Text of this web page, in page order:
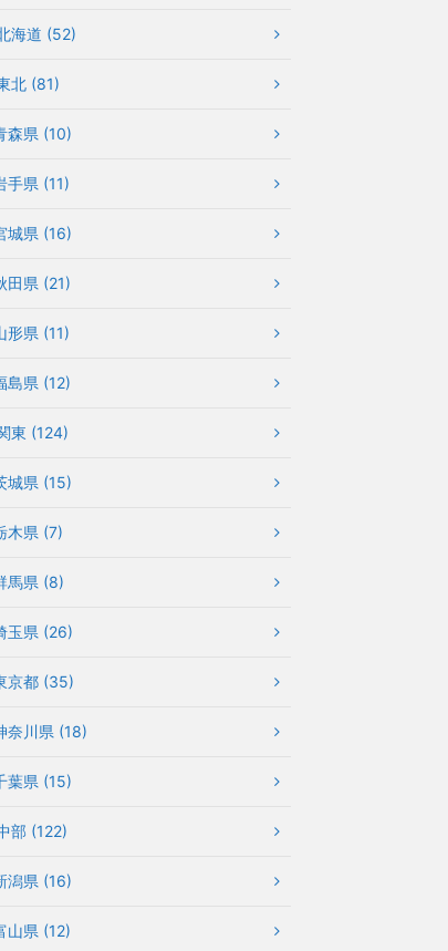
海道 (52)
北 (81)
森県 (10)
手県 (11)
城県 (16)
田県 (21)
形県 (11)
島県 (12)
東 (124)
城県 (15)
木県 (7)
馬県 (8)
玉県 (26)
京都 (35)
奈川県 (18)
葉県 (15)
部 (122)
潟県 (16)
山県 (12)